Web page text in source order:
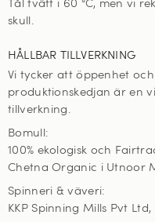
Tål tvätt i 60 °C, men vi
skull .
HÅLLBAR TILLVERKNING
Vi tycker att öppenhet
produktionskedjan är en
tillverkning.
Bomull:
100% ekologisk och
Chetna Organic i Utnoor
Spinneri & väveri:
KKP Spinning Mills Pvt